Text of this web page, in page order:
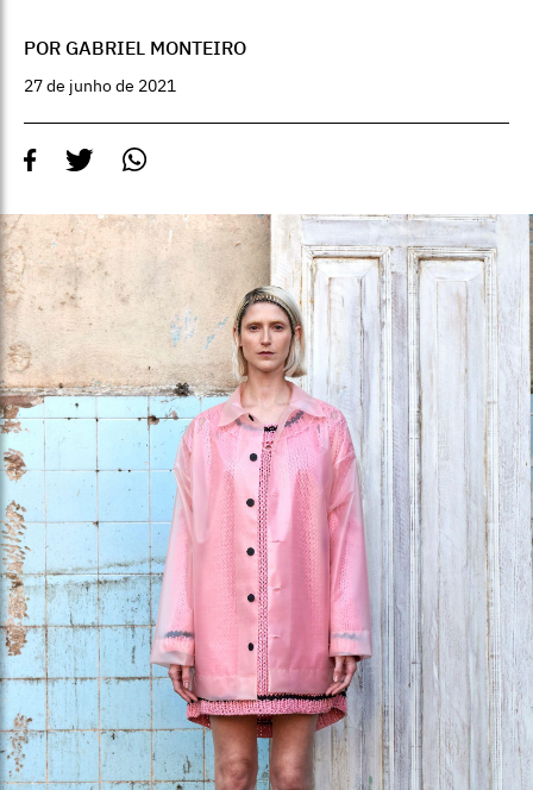
POR GABRIEL MONTEIRO
27 de junho de 2021